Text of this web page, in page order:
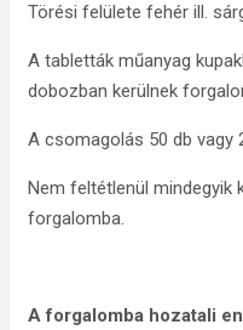
Törési felülete fehér ill.
A tabletták műanyag
dobozban kerülnek
A csomagolás 50 db vagy
Nem feltétlenül mindegyik
forgalomba.
A forgalomba hozatali